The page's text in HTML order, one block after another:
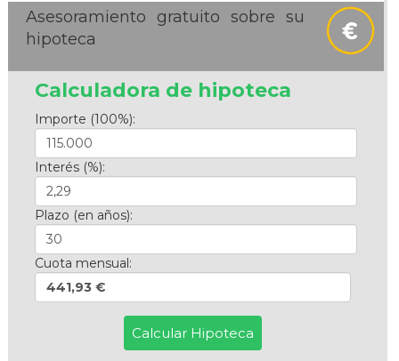
Asesoramiento gratuito sobre su
hipoteca
Calculadora de hipoteca
Importe (100%):
Interés (%):
Plazo (en años):
Cuota mensual:
441,93 €